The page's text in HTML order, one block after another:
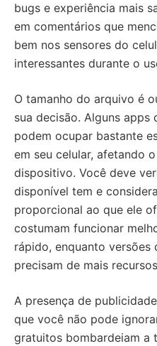
bugs e experiência mais
em comentários que
bem nos sensores do
interessantes durante o
O tamanho do arquivo é
sua decisão. Alguns apps
podem ocupar bastante
em seu celular, afetando
dispositivo. Você deve
disponível tem e
proporcional ao que ele
costumam funcionar
rápido, enquanto
precisam de mais
A presença de
que você não pode
gratuitos bombardeiam a